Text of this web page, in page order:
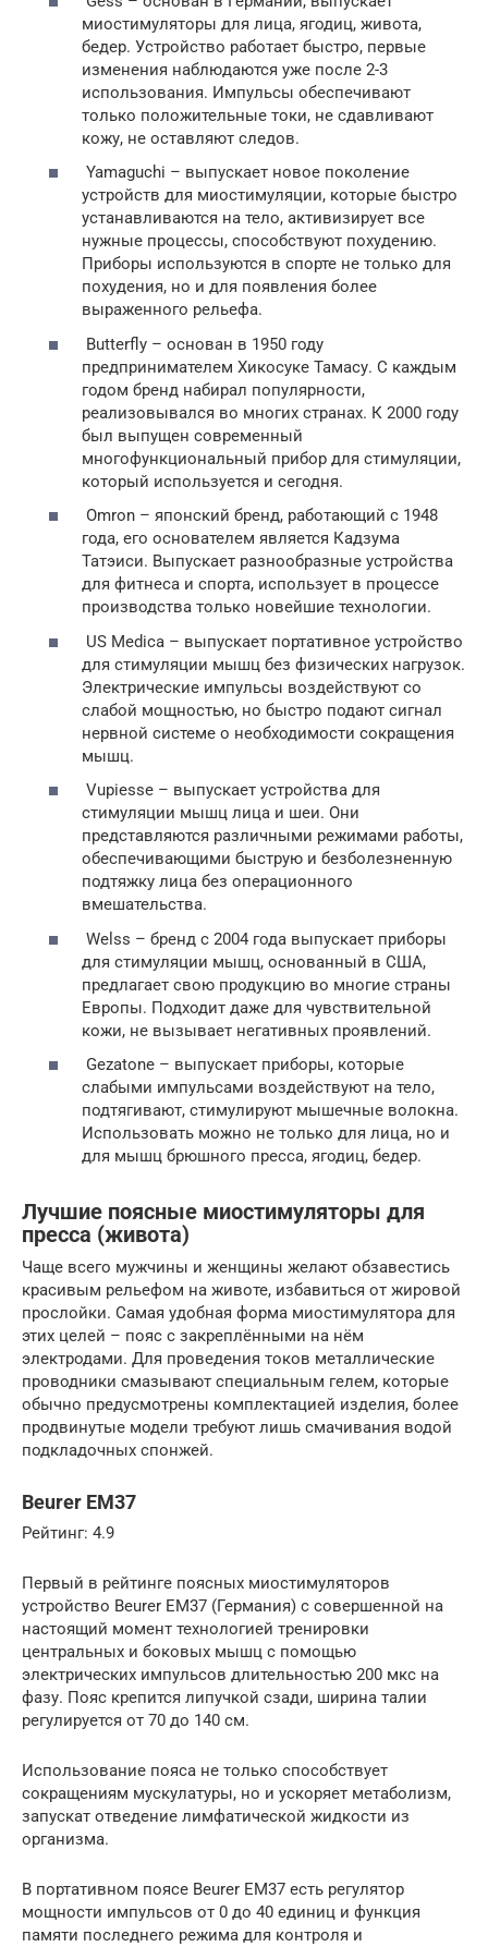
миостимуляторы для лица, ягодиц, живота,
бедер. Устройство работает быстро, первые
изменения наблюдаются уже после 2-3
использования. Импульсы обеспечивают
только положительные токи, не сдавливают
кожу, не оставляют следов.
Yamaguchi – выпускает новое поколение
устройств для миостимуляции, которые быстро
устанавливаются на тело, активизирует все
нужные процессы, способствуют похудению.
Приборы используются в спорте не только для
похудения, но и для появления более
выраженного рельефа.
Butterfly – основан в 1950 году
предпринимателем Хикосуке Тамасу. С каждым
годом бренд набирал популярности,
реализовывался во многих странах. К 2000 году
был выпущен современный
многофункциональный прибор для стимуляции,
который используется и сегодня.
Omron – японский бренд, работающий с 1948
года, его основателем является Кадзума
Татэиси. Выпускает разнообразные устройства
для фитнеса и спорта, использует в процессе
производства только новейшие технологии.
US Medica – выпускает портативное устройство
для стимуляции мышц без физических нагрузок.
Электрические импульсы воздействуют со
слабой мощностью, но быстро подают сигнал
нервной системе о необходимости сокращения
мышц.
Vupiesse – выпускает устройства для
стимуляции мышц лица и шеи. Они
представляются различными режимами работы,
обеспечивающими быструю и безболезненную
подтяжку лица без операционного
вмешательства.
Welss – бренд с 2004 года выпускает приборы
для стимуляции мышц, основанный в США,
предлагает свою продукцию во многие страны
Европы. Подходит даже для чувствительной
кожи, не вызывает негативных проявлений.
Gezatone – выпускает приборы, которые
слабыми импульсами воздействуют на тело,
подтягивают, стимулируют мышечные волокна.
Использовать можно не только для лица, но и
для мышц брюшного пресса, ягодиц, бедер.
Лучшие поясные миостимуляторы для
пресса (живота)
Чаще всего мужчины и женщины желают обзавестись
красивым рельефом на животе, избавиться от жировой
прослойки. Самая удобная форма миостимулятора для
этих целей – пояс с закреплёнными на нём
электродами. Для проведения токов металлические
проводники смазывают специальным гелем, которые
обычно предусмотрены комплектацией изделия, более
продвинутые модели требуют лишь смачивания водой
подкладочных спонжей.
Beurer EM37
Рейтинг: 4.9
Первый в рейтинге поясных миостимуляторов
устройство Beurer EM37 (Германия) с совершенной на
настоящий момент технологией тренировки
центральных и боковых мышц с помощью
электрических импульсов длительностью 200 мкс на
фазу. Пояс крепится липучкой сзади, ширина талии
регулируется от 70 до 140 см.
Использование пояса не только способствует
сокращениям мускулатуры, но и ускоряет метаболизм,
запускат отведение лимфатической жидкости из
организма.
В портативном поясе Beurer EM37 есть регулятор
мощности импульсов от 0 до 40 единиц и функция
памяти последнего режима для контроля и